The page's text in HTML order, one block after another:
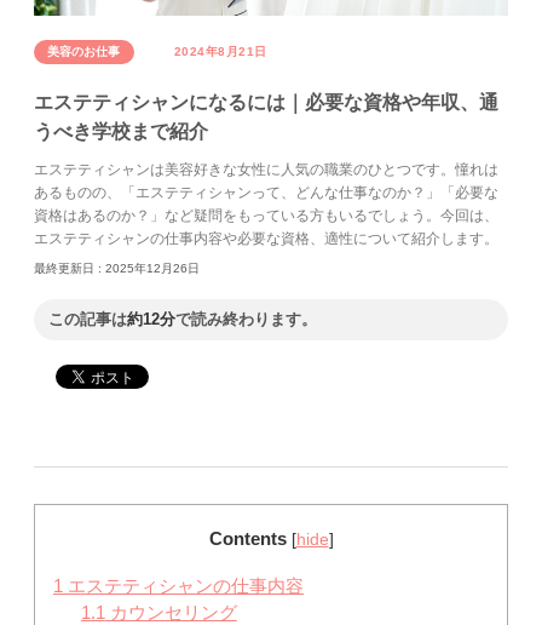
美容のお仕事 2024年8月21日
エステティシャンになるには｜必要な資格や年収、通
うべき学校まで紹介
エステティシャンは美容好きな女性に人気の職業のひとつです。憧れは
あるものの、「エステティシャンって、どんな仕事なのか？」「必要な
資格はあるのか？」など疑問をもっている方もいるでしょう。今回は、
エステティシャンの仕事内容や必要な資格、適性について紹介します。
最終更新日 : 2025年12月26日
この記事は約12分で読み終わります。
Contents [hide]
1 エステティシャンの仕事内容
1.1 カウンセリング